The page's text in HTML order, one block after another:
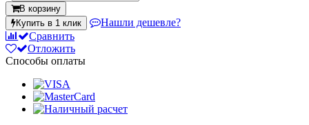
В корзину
Купить в 1 клик
Нашли дешевле?
Сравнить
Отложить
Способы оплаты